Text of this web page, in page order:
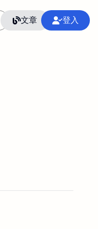
文章 登入